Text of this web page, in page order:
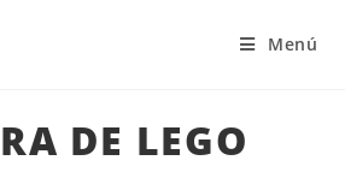
Menú
DE LEGO